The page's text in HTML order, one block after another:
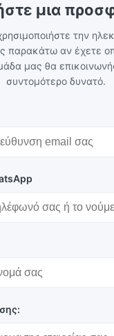
High-quality tinplate
μια
την
παρακάτω αν έχετε
μας θα
συντομότερο δυνατό.